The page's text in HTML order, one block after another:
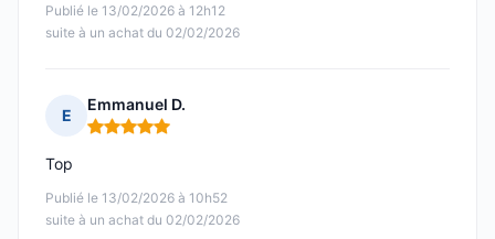
Publié le 13/02/2026 à 12h12
suite à un achat du 02/02/2026
E
Emmanuel D.
Note : 5 sur 5
Publié le 13/02/2026 à 10h52
suite à un achat du 02/02/2026
Top